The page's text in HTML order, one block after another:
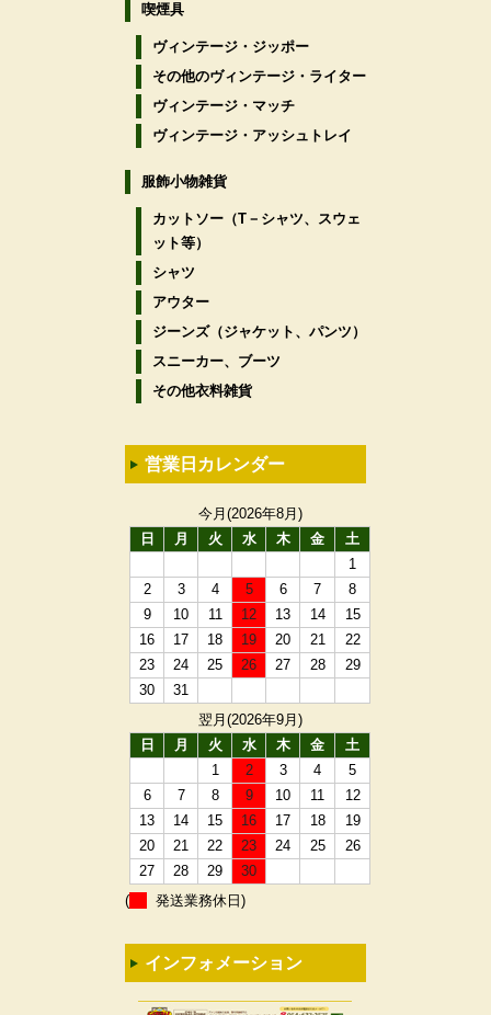
喫煙具
ヴィンテージ・ジッポー
その他のヴィンテージ・ライター
ヴィンテージ・マッチ
ヴィンテージ・アッシュトレイ
服飾小物雑貨
カットソー（T－シャツ、スウェ
ット等）
シャツ
アウター
ジーンズ（ジャケット、パンツ）
スニーカー、ブーツ
その他衣料雑貨
営業日カレンダー
今月(2026年8月)
日
月 火 水 木 金
土
1
2
3 4 5 6 7
8
9
10 11 12 13 14
15
16
17 18 19 20 21
22
23
24 25 26 27 28
29
30
31
翌月(2026年9月)
日
月 火 水 木 金
土
1
2 3 4
5
6
7 8 9 10 11
12
13
14 15 16 17 18
19
20
21 22 23 24 25
26
27
28 29
30
(
発送業務休日)
インフォメーション